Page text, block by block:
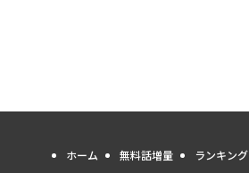
ホーム 無料話増量 ランキング